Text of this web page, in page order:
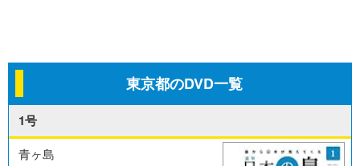
東京都のDVD一覧
1号
青ヶ島